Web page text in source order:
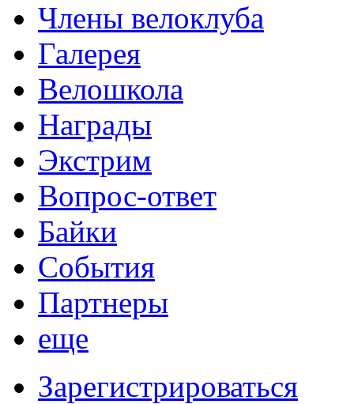
Члены велоклуба
Галерея
Велошкола
Награды
Экстрим
Вопрос-ответ
Байки
События
Партнеры
еще
Зарегистрироваться